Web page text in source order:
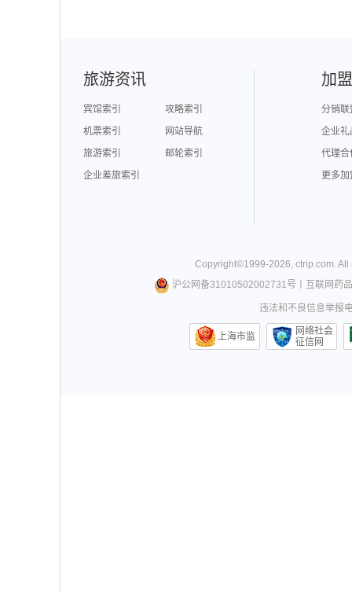
旅游资讯
宾馆索引
攻略索引
机票索引
网站导航
旅游索引
邮轮索引
企业差旅索引
加
分销联
企业礼
代理合
更多
Copyright©1999-2026,ctrip.com.
沪公网备31010502002731号
互联网药
违法和不良信息举报
上海市监
网络社会
征信网